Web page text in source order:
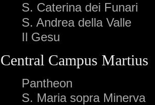
S. Caterina dei Funari
S. Andrea della Valle
Il Gesu
Central Campus Martius
Pantheon
S. Maria sopra Minerva